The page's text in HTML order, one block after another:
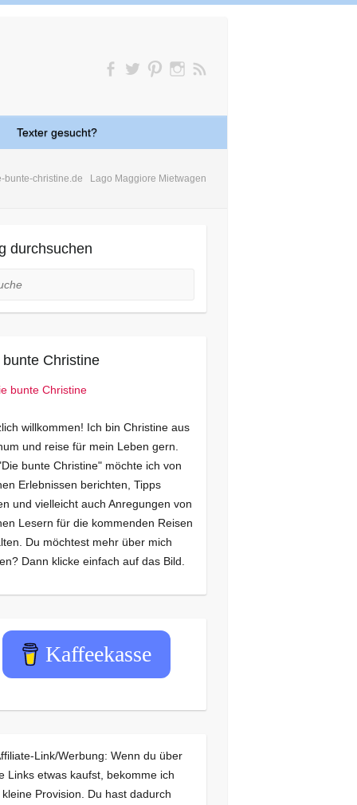
Texter gesucht?
bunte-christine.de Lago Maggiore Mietwagen
durchsuchen
bunte Christine
willkommen! Ich bin Christine aus
und reise für mein Leben gern.
bunte Christine" möchte ich von
Erlebnissen berichten, Tipps
und vielleicht auch Anregungen von
Lesern für die kommenden Reisen
Du möchtest mehr über mich
Dann klicke einfach auf das Bild.
Kaffeekasse
Link/Werbung: Wenn du über
Links etwas kaufst, bekomme ich
Provision. Du hast dadurch